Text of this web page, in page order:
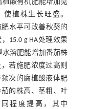
酸有机肥能增加苋
植株生长旺盛。
水平可改善秋葵的
15.0 g HA处理效果
溶肥能增加番茄株
若施肥浓度过高则
次的腐植酸液体肥
的株高、茎粗、叶
程度提高，其中